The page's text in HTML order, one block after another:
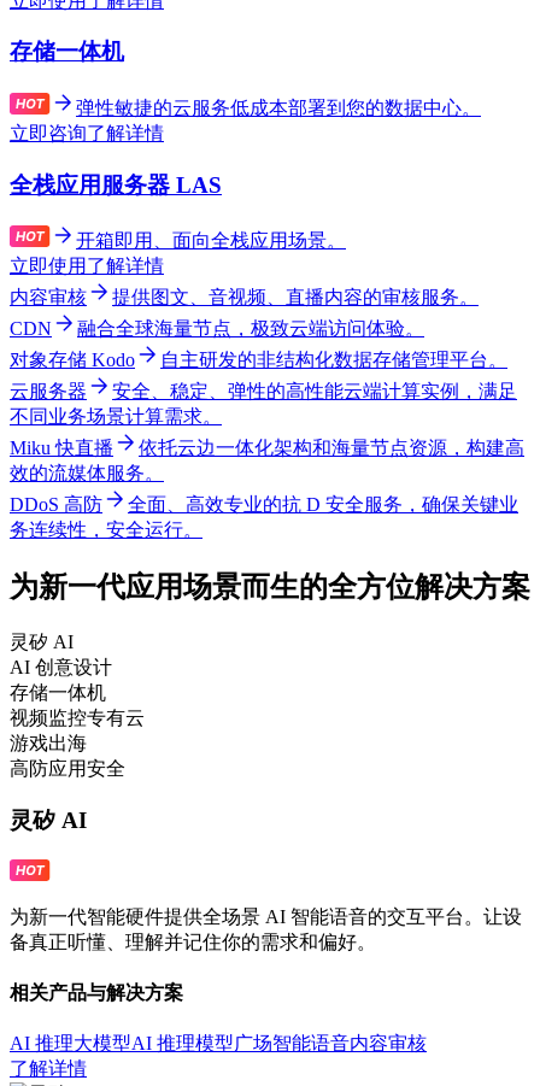
存储一体机
弹性敏捷的云服务低成本部署到您的数据中心。
立即咨询了解详情
全栈应用服务器 LAS
开箱即用、面向全栈应用场景。
立即使用 了解详情
内容审核
提供图文、音视频、直播内容的审核服务。
CDN
融合全球海量节点，极致云端访问体验。
对象存储 Kodo
自主研发的非结构化数据存储管理平台。
云服务器
安全、稳定、弹性的高性能云端计算实例，满足
不同业务场景计算需求。
Miku 快直播
依托云边一体化架构和海量节点资源，构建高
效的流媒体服务。
DDoS 高防
全面、高效专业的抗 D 安全服务，确保关键业
务连续性，安全运行。
为新一代应用场景而生的全方位解决方案
灵矽 AI
AI 创意设计
存储一体机
视频监控专有云
游戏出海
高防应用安全
灵矽 AI
为新一代智能硬件提供全场景 AI 智能语音的交互平台。让设
备真正听懂、理解并记住你的需求和偏好。
相关产品与解决方案
AI 推理大模型AI 推理模型广场智能语音内容审核
了解详情